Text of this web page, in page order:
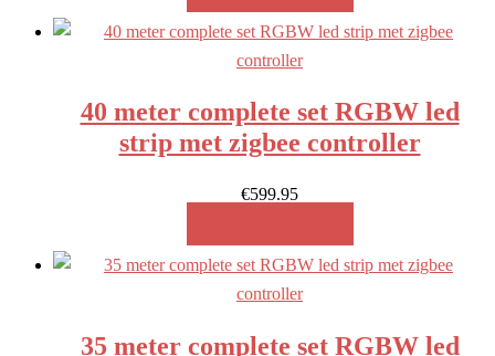
40 meter complete set RGBW led
strip met zigbee controller
€599.95
35 meter complete set RGBW led